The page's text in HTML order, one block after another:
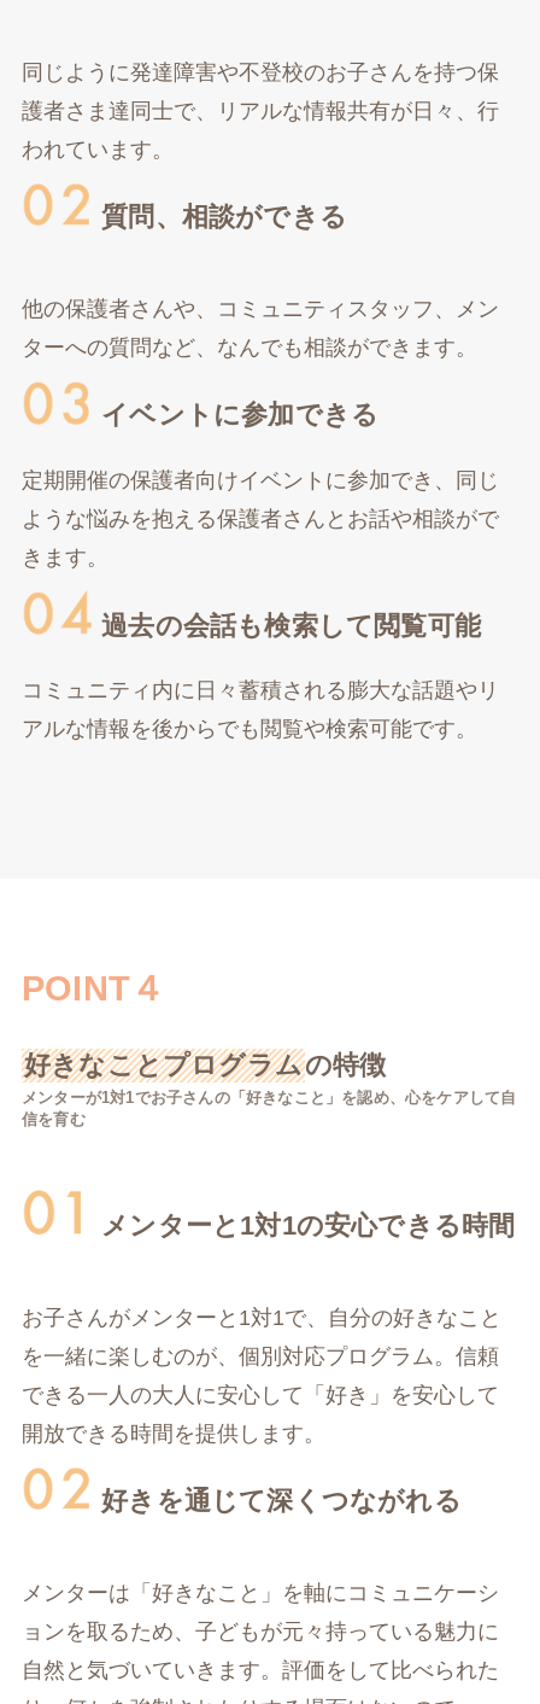
同じように発達障害や不登校のお子さんを持つ保
護者さま達同士で、リアルな情報共有が日々、行
われています。
質問、相談ができる
他の保護者さんや、コミュニティスタッフ、メン
ターへの質問など、なんでも相談ができます。
イベントに参加できる
定期開催の保護者向けイベントに参加でき、同じ
ような悩みを抱える保護者さんとお話や相談がで
きます。
過去の会話も検索して閲覧可能
コミュニティ内に日々蓄積される膨大な話題やリ
アルな情報を後からでも閲覧や検索可能です。
POINT４
好きなことプログラムの特徴
メンターが1対1でお子さんの「好きなこと」を認め、心をケアして自
信を育む
メンターと1対1の安心できる時間
お子さんがメンターと1対1で、自分の好きなこと
を一緒に楽しむのが、個別対応プログラム。信頼
できる一人の大人に安心して「好き」を安心して
開放できる時間を提供します。
好きを通じて深くつながれる
メンターは「好きなこと」を軸にコミュニケーシ
ョンを取るため、子どもが元々持っている魅力に
自然と気づいていきます。評価をして比べられた